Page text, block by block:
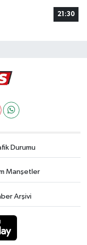
21:30
Durumu
Manşetler
Arşivi